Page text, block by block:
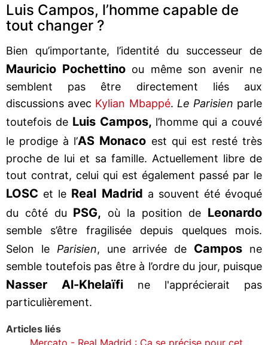
Luis Campos, l’homme capable de
tout changer ?
Bien qu’importante, l’identité du successeur de
Mauricio Pochettino ou même son avenir ne
semblent pas être directement liés aux
discussions avec Kylian Mbappé. Le Parisien parle
toutefois de Luis Campos, l’homme qui a couvé
le prodige à l’AS Monaco est qui est resté très
proche de lui et sa famille. Actuellement libre de
tout contrat, celui qui est également passé par le
LOSC et le Real Madrid a souvent été évoqué
du côté du PSG, où la position de Leonardo
semble s’être fragilisée depuis quelques mois.
Selon le Parisien, une arrivée de Campos ne
semble toutefois pas être à l’ordre du jour, puisque
Nasser Al-Khelaïfi ne l'apprécierait pas
particulièrement.
Articles liés
Mercato - Real Madrid : Ça se précise pour cet